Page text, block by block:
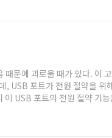
로운 공유프로그램으로서 뜨
때문에 괴로울 때가 있다. 이
, USB 포트가 전원 절약을 위
USB 포트의 전원 절약 기
속한 각각의 USB 루트 허브